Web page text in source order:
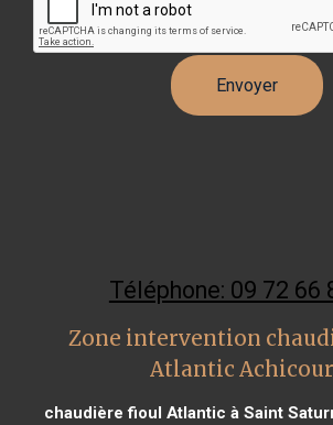
Téléphone: 09 72 66
Zone intervention
Atlantic
chaudière fioul Atlantic à Saint